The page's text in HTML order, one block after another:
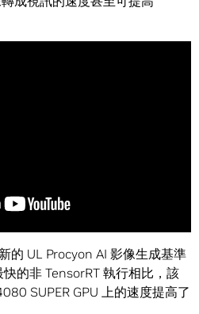
的 UL Procyon AI 影像生成基準
的非 TensorRT 執行相比，該
SUPER GPU 上的速度提高了